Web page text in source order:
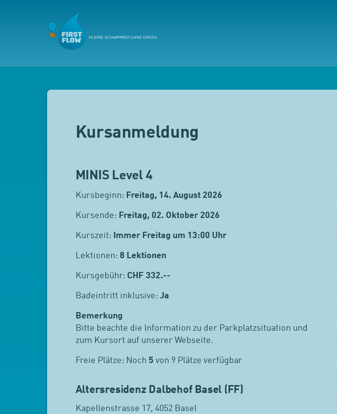
Kursanmeldung
MINIS Level 4
Kursbeginn: Freitag, 14. August 2026
Kursende: Freitag, 02. Oktober 2026
Kurszeit: Immer Freitag um 13:00 Uhr
Lektionen: 8 Lektionen
Kursgebühr: CHF 332.--
Badeintritt inklusive: Ja
Bemerkung
Bitte beachte die Information zu der Parkplatzsituation und
zum Kursort auf unserer Webseite.
Freie Plätze: Noch 5 von 9 Plätze verfügbar
Altersresidenz Dalbehof Basel (FF)
Kapellenstrasse 17, 4052 Basel